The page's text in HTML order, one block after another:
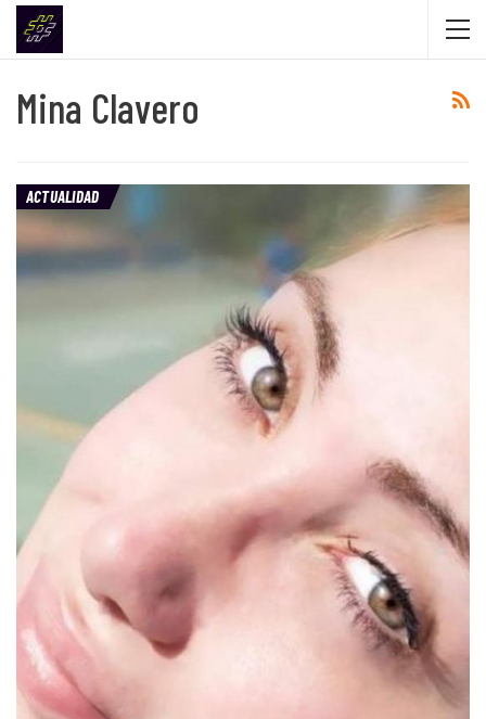
Mina Clavero
ACTUALIDAD